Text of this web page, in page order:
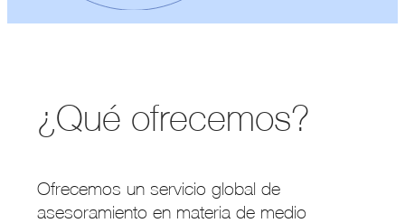
¿Qué ofrecemos?
Ofrecemos un servicio global de
asesoramiento en materia de medio